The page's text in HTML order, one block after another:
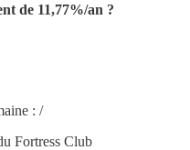
de 11,77%/an ?
: /
Fortress Club